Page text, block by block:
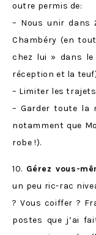
outre permis de:
– Nous unir dans
Chambéry (en
chez lui » dans le
réception et la
– Limiter les
– Garder toute la
notamment que
robe !).
10. Gérez vous-
un peu ric-rac
? Vous coiffer ?
postes que j’ai